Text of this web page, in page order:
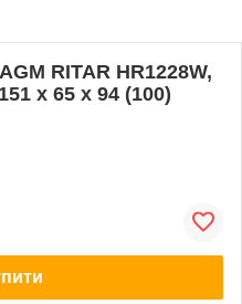
RITAR HR1228W,
х 65 х 94 (100)